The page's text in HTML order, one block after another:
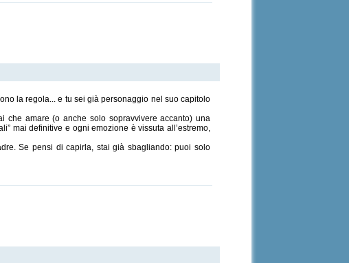
la regola... e tu sei già personaggio nel suo capitolo
che amare (o anche solo sopravvivere accanto) una
mai definitive e ogni emozione è vissuta all’estremo,
Se pensi di capirla, stai già sbagliando: puoi solo